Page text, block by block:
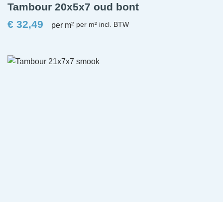
Tambour 20x5x7 oud bont
€ 32,49 per m²